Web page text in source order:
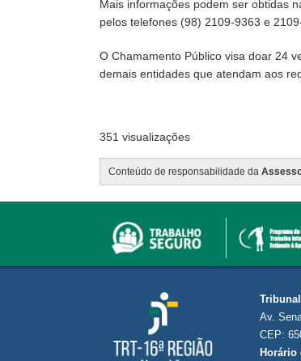
Mais informações podem ser obtidas
pelos telefones (98) 2109-9363 e
O Chamamento Público visa doar 24
demais entidades que atendam aos
351 visualizações
Conteúdo de responsabilidade da
Av.
CEP:
Horário